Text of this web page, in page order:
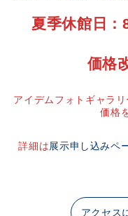
夏季休館日：
価格
アイデムフォトギャラ
価格
詳細は展示申し込みペ
アクセス